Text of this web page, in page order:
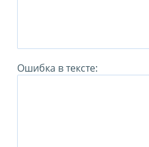
Ошибка в тексте: